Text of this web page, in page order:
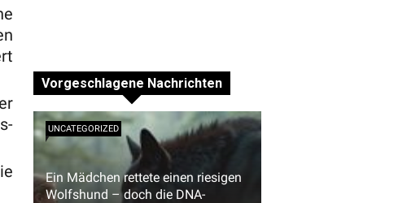
Vorgeschlagene Nachrichten
Ein Mädchen rettete einen riesigen
Wolfshund – doch die DNA-
UNCATEGORIZED